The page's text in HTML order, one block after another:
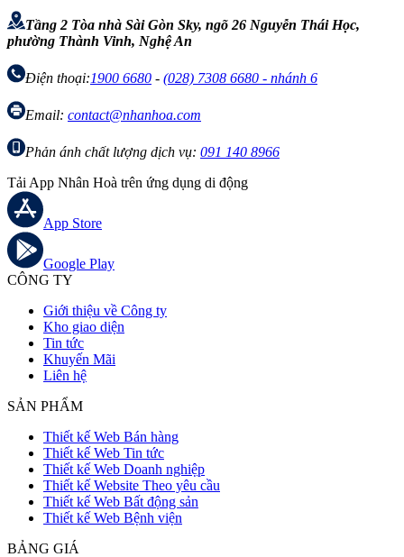
Tầng 2 Tòa nhà Sài Gòn Sky, ngõ 26 Nguyễn Thái Học,
phường Thành Vinh, Nghệ An
Điện thoại:1900 6680 - (028) 7308 6680 - nhánh 6
Email: contact@nhanhoa.com
Phản ánh chất lượng dịch vụ: 091 140 8966
Tải App Nhân Hoà trên ứng dụng di động
App Store
Google Play
CÔNG TY
Giới thiệu về Công ty
Kho giao diện
Tin tức
Khuyến Mãi
Liên hệ
SẢN PHẨM
Thiết kế Web Bán hàng
Thiết kế Web Tin tức
Thiết kế Web Doanh nghiệp
Thiết kế Website Theo yêu cầu
Thiết kế Web Bất động sản
Thiết kế Web Bệnh viện
BẢNG GIÁ